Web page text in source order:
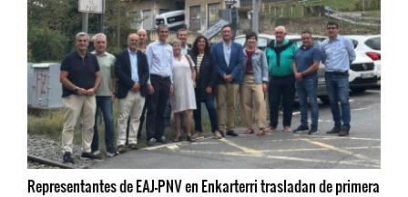
Representantes de EAJ-PNV en Enkarterri trasladan de primera